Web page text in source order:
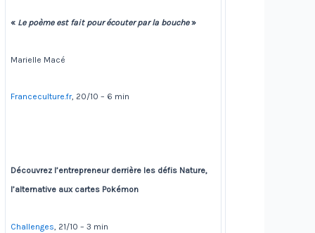
« Le poème est fait pour écouter par la bouche»
Marielle Macé
Franceculture.fr, 20/10 – 6 min
Découvrez l’entrepreneur derrière les défis Nature,
l’alternative aux cartes Pokémon
Challenges, 21/10 – 3 min